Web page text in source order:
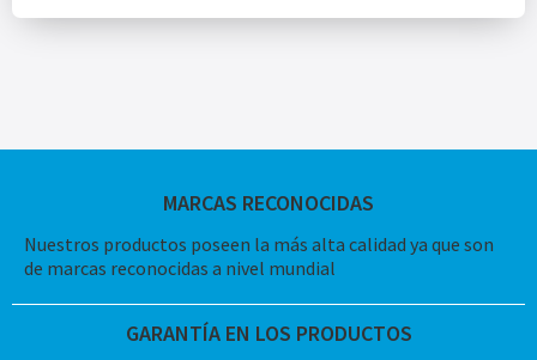
MARCAS RECONOCIDAS
Nuestros productos poseen la más alta calidad ya que son
de marcas reconocidas a nivel mundial
GARANTÍA EN LOS PRODUCTOS